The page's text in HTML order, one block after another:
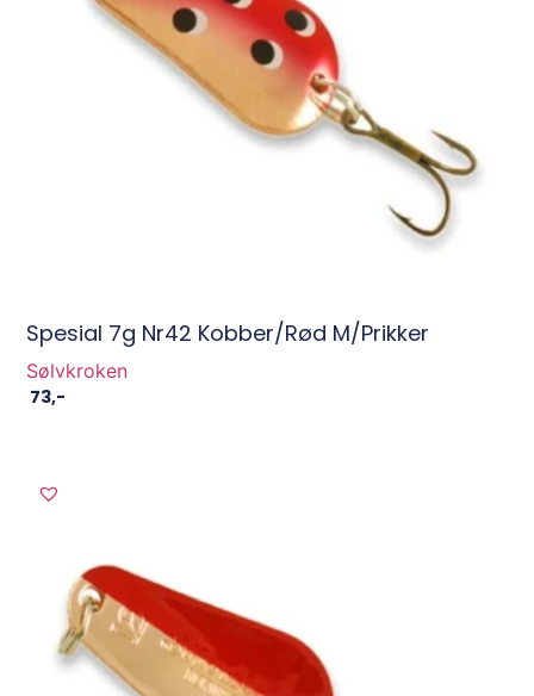
Spesial 7g Nr42 Kobber/Rød M/prikker
Sølvkroken
73,-